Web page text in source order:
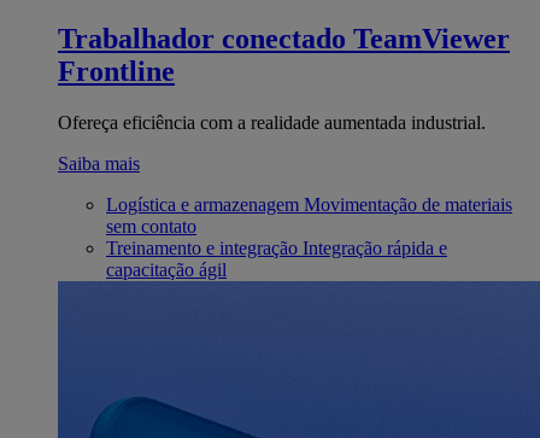
Trabalhador conectado TeamViewer
Frontline
Ofereça eficiência com a realidade aumentada industrial.
Saiba mais
Logística e armazenagem Movimentação de materiais
sem contato
Treinamento e integração Integração rápida e
capacitação ágil